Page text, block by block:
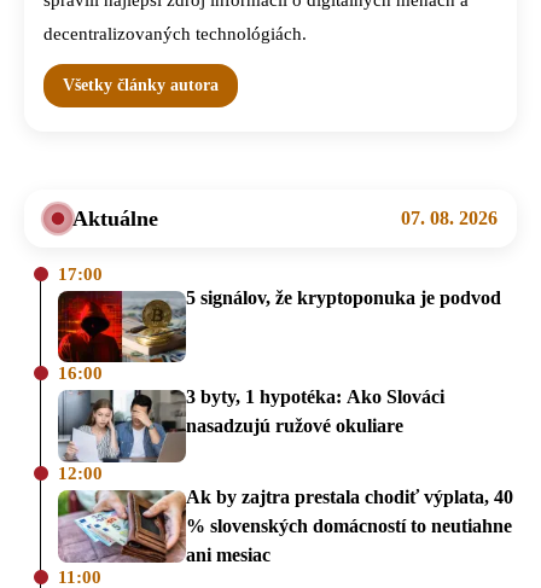
decentralizovaných technológiách.
Všetky články autora
Aktuálne 07. 08. 2026
17:00
5 signálov, že kryptoponuka je podvod
16:00
3 byty, 1 hypotéka: Ako Slováci
nasadzujú ružové okuliare
12:00
Ak by zajtra prestala chodiť výplata, 40
% slovenských domácností to neutiahne
ani mesiac
11:00